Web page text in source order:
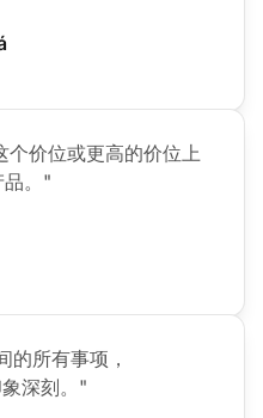
价位或更高的价位上
品。"
的所有事项，
深刻。"